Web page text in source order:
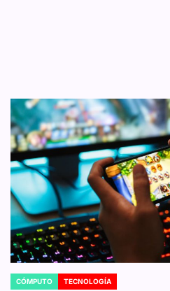
POSTED
CÓMPUTO TECNOLOGÍA